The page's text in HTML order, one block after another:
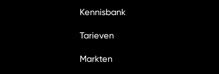
Kennisbank
Tarieven
Markten